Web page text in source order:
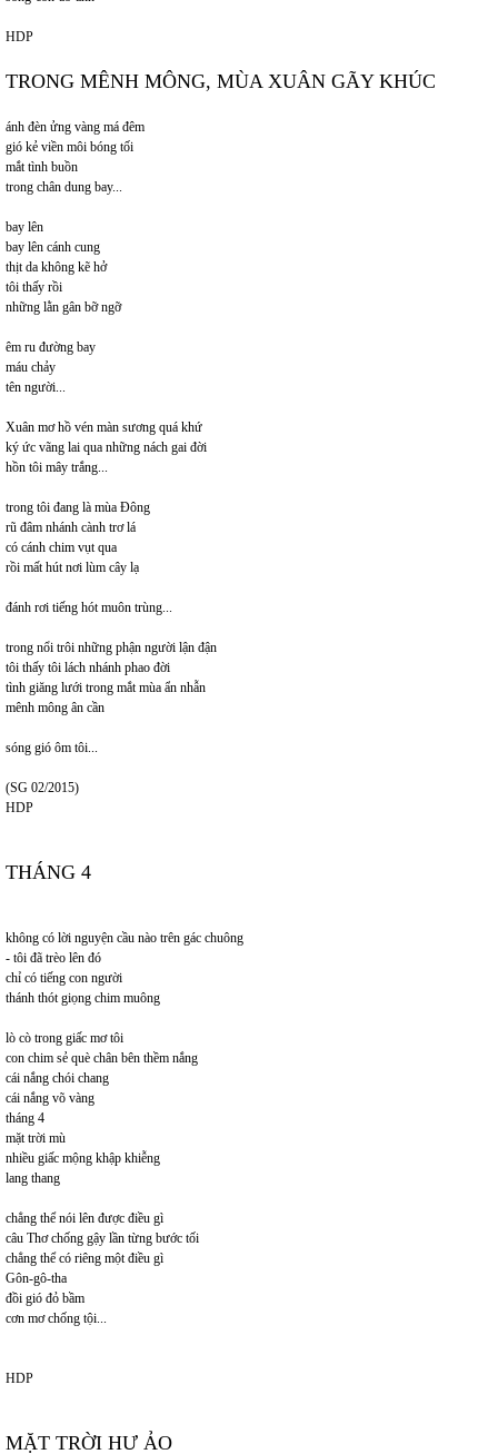
HDP
TRONG MÊNH MÔNG, MÙA XUÂN GÃY KHÚC
ánh đèn ửng vàng má đêm
gió kẻ viền môi bóng tối
mắt tình buồn
trong chân dung bay...
bay lên
bay lên cánh cung
thịt da không kẽ hở
tôi thấy rồi
những lằn gân bỡ ngỡ
êm ru đường bay
máu chảy
tên người...
Xuân mơ hồ vén màn sương quá khứ
ký ức vãng lai qua những nách gai đời
hồn tôi mây trắng...
trong tôi đang là mùa Đông
rũ đâm nhánh cành trơ lá
có cánh chim vụt qua
rồi mất hút nơi lùm cây lạ
đánh rơi tiếng hót muôn trùng...
trong nổi trôi những phận người lận đận
tôi thấy tôi lách nhánh phao đời
tình giăng lưới trong mắt mùa ẩn nhẫn
mênh mông ân cần
sóng gió ôm tôi...
(SG 02/2015)
HDP
THÁNG 4
không có lời nguyện cầu nào trên gác chuông
- tôi đã trèo lên đó
chỉ có tiếng con người
thánh thót giọng chim muông
lò cò trong giấc mơ tôi
con chim sẻ què chân bên thềm nắng
cái nắng chói chang
cái nắng võ vàng
tháng 4
mặt trời mù
nhiều giấc mộng khập khiễng
lang thang
chẳng thể nói lên được điều gì
câu Thơ chống gậy lần từng bước tối
chẳng thể có riêng một điều gì
Gôn-gô-tha
đồi gió đỏ bầm
cơn mơ chống tội...
HDP
MẶT TRỜI HƯ ẢO